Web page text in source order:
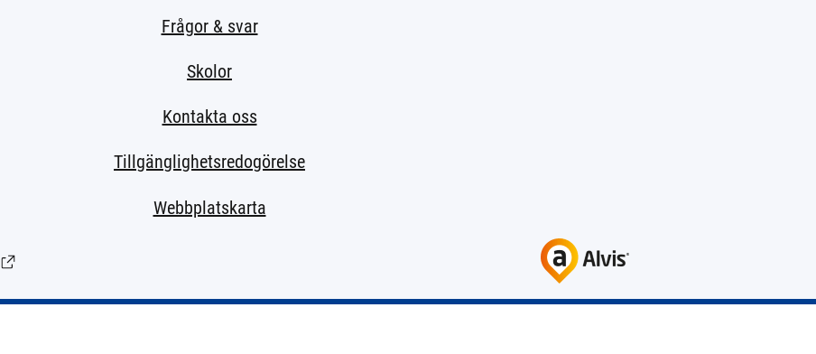
Frågor & svar
Skolor
Kontakta oss
Tillgänglighetsredogörelse
Webbplatskarta
(Länk till extern sida.)